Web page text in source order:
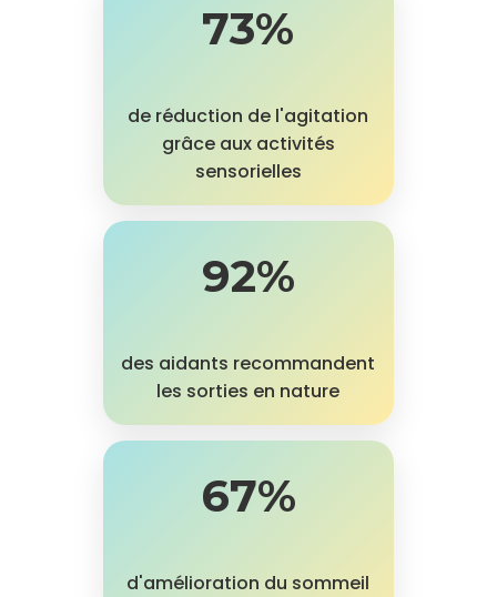
73%
de réduction de l'agitation
grâce aux activités
sensorielles
92%
des aidants recommandent
les sorties en nature
67%
d'amélioration du sommeil